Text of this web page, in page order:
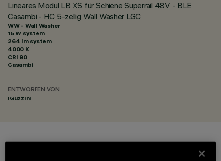
Lineares Modul LB XS für Schiene Superrail 48V - BLE
Casambi - HC 5-zellig Wall Washer LGC
WW - Wall Washer
15 W system
264 lm system
4000 K
CRI 90
Casambi
ENTWORFEN VON
iGuzzini